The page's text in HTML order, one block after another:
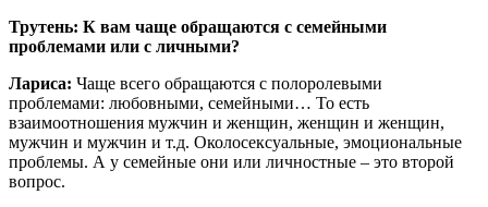
Трутень: К вам чаще обращаются с семейными
проблемами или c личными?
Лариса: Чаще всего обращаются с полоролевыми
проблемами: любовными, семейными… То есть
взаимоотношения мужчин и женщин, женщин и женщин,
мужчин и мужчин и т.д. Околосексуальные, эмоциональные
проблемы. А у семейные они или личностные – это второй
вопрос.